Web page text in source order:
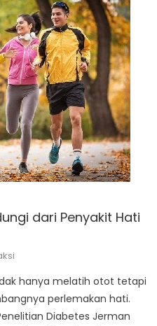
dari Penyakit Hati
hanya melatih otot tetapi
perlemakan hati.
Diabetes Jerman